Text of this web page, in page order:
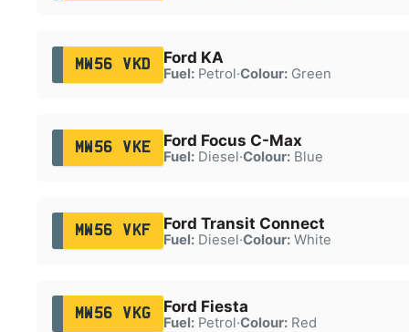
MW56 VKD Ford KA
Fuel:Petrol·Colour:Green
MW56 VKE Ford Focus C-Max
Fuel:Diesel·Colour:Blue
MW56 VKF Ford Transit Connect
Fuel:Diesel·Colour:White
MW56 VKG Ford Fiesta
Fuel:Petrol·Colour:Red